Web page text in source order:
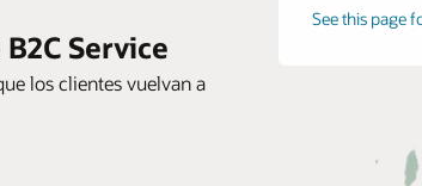
See this page
Service
los clientes vuelvan a